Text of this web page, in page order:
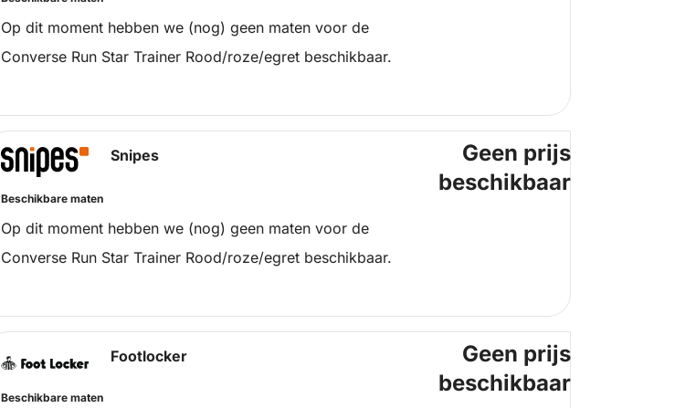
Op dit moment hebben we (nog) geen maten voor de
Converse Run Star Trainer Rood/roze/egret beschikbaar.
Snipes
Beschikbare maten
Op dit moment hebben we (nog) geen maten voor de
Converse Run Star Trainer Rood/roze/egret beschikbaar.
Geen prijs
beschikbaar
Footlocker
Beschikbare maten
Geen prijs
beschikbaar